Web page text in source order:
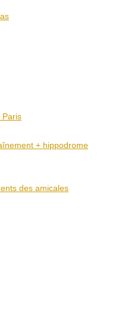
Paris
+ hippodrome
des amicales